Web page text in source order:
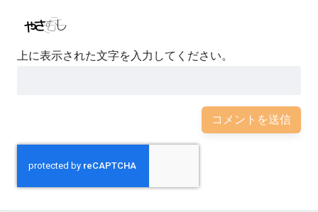
上に表示された文字を入力してください。